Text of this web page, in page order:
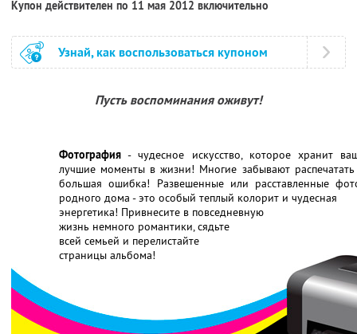
Купон действителен по 11 мая 2012 включительно
Узнай, как воспользоваться купоном
Пусть воспоминания оживут!
Фотография - чудесное искусство, которое хранит
лучшие моменты в жизни! Многие забывают
большая ошибка! Развешенные или расставленные
родного дома - это особый теплый колорит и чудесная
энергетика! Привнесите в повседневную
жизнь немного романтики, сядьте
всей семьей и перелистайте
страницы альбома!